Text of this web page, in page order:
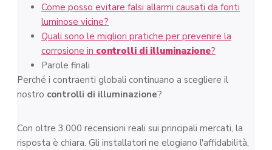
Come posso evitare falsi allarmi causati da fonti
luminose vicine?
Quali sono le migliori pratiche per prevenire la
corrosione in controlli di illuminazione?
Parole finali
Perché i contraenti globali continuano a scegliere il
nostro controlli di illuminazione?
Con oltre 3.000 recensioni reali sui principali mercati, la
risposta è chiara. Gli installatori ne elogiano l'affidabilità,